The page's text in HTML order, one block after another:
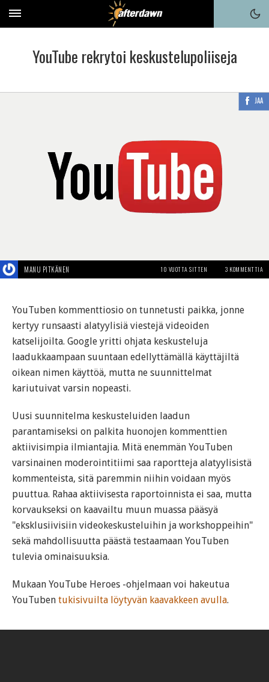
YouTube rekrytoi keskustelupoliiseja
JAA
MANU PITKÄNEN 10 VUOTTA SITTEN 3 KOMMENTTIA
YouTuben kommenttiosio on tunnetusti paikka, jonne
kertyy runsaasti alatyylisiä viestejä videoiden
katselijoilta. Google yritti ohjata keskusteluja
laadukkaampaan suuntaan edellyttämällä käyttäjiltä
oikean nimen käyttöä, mutta ne suunnittelmat
kariutuivat varsin nopeasti.
Uusi suunnitelma keskusteluiden laadun
parantamiseksi on palkita huonojen kommenttien
aktiivisimpia ilmiantajia. Mitä enemmän YouTuben
varsinainen moderointitiimi saa raportteja alatyylisistä
kommenteista, sitä paremmin niihin voidaan myös
puuttua. Rahaa aktiivisesta raportoinnista ei saa, mutta
korvaukseksi on kaavailtu muun muassa pääsyä
"eksklusiivisiin videokeskusteluihin ja workshoppeihin"
sekä mahdollisuutta päästä testaamaan YouTuben
tulevia ominaisuuksia.
Mukaan YouTube Heroes -ohjelmaan voi hakeutua
YouTuben tukisivuilta löytyvän kaavakkeen avulla.